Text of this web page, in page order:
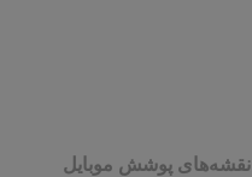
نقشه‌های پوشش موبایل